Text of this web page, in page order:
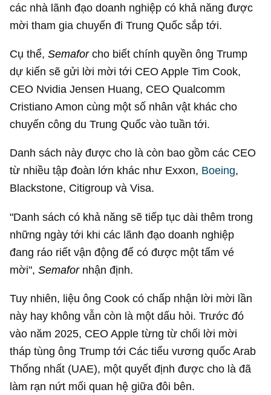
các nhà lãnh đạo doanh nghiệp có khả năng được
mời tham gia chuyến đi Trung Quốc sắp tới.
Cụ thể,Semaforcho biết chính quyền ông Trump
dự kiến sẽ gửi lời mời tới CEO Apple Tim Cook,
CEO Nvidia Jensen Huang, CEO Qualcomm
Cristiano Amon cùng một số nhân vật khác cho
chuyến công du Trung Quốc vào tuần tới.
Danh sách này được cho là còn bao gồm các CEO
từ nhiều tập đoàn lớn khác như Exxon, Boeing,
Blackstone, Citigroup và Visa.
"Danh sách có khả năng sẽ tiếp tục dài thêm trong
những ngày tới khi các lãnh đạo doanh nghiệp
đang ráo riết vận động để có được một tấm vé
mời",Semafor nhận định.
Tuy nhiên, liệu ông Cook có chấp nhận lời mời lần
này hay không vẫn còn là một dấu hỏi. Trước đó
vào năm 2025, CEO Apple từng từ chối lời mời
tháp tùng ông Trump tới Các tiểu vương quốc Arab
Thống nhất (UAE), một quyết định được cho là đã
làm rạn nứt mối quan hệ giữa đôi bên.